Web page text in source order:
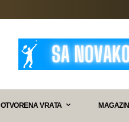
OTVORENA VRATA MAGAZIN